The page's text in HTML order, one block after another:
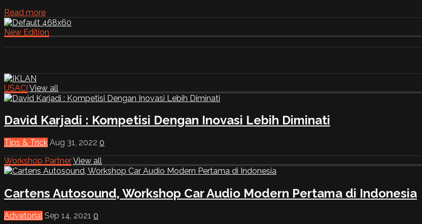
Read more
New Edition
USACI View all
David Karjadi : Kompetisi Dengan Inovasi Lebih Diminati
Tips & Trick Aug 31, 2022 0
Workshop PartnerView all
Cartens Autosound, Workshop Car Audio Modern Pertama di Indonesia
Advetorial Sep 14, 2021 0